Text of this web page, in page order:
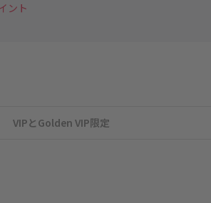
ント
VIPとGolden VIP限定